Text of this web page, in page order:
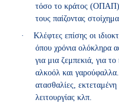
τόσο το κράτος (ΟΠΑΠ)
τους παίζοντας
·
Κλέφτες επίσης οι
όπου χρόνια ολόκληρα
για μια ζεμπεκιά, για
αλκοόλ και γαρούφαλλα.
ατασθαλίες,
λειτουργίας κλπ.